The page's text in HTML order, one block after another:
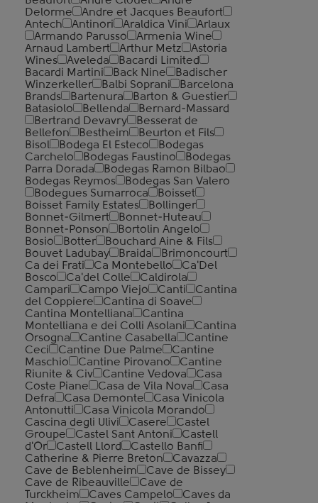
Delorme
Andre et Jacques Beaufort
Antech
Antinori Araldica Vini
Arlaux
Armando Parusso
Armenia Wine
Arnaud Lambert
Arthur Metz
Astoria
Wines
Aveleda
Bacardi Limited
Bacardi Martini
Back Nine
Badischer
Winzerkeller
Balbi Soprani
Barcelona
Brands
Bartenura
Barton & Guestier
Batasiolo
Bellenda
Bernard-Massard
Bertrand Devavry
Besserat de
Bellefon
Bestheim
Beurton et Fils
Bisol
Bodega El Esteco
Bodegas
Carchelo
Bodegas Faustino
Bodegas
Parra Dorada
Bodegas Ramon Bilbao
Bodegas Reymos
Bodegas San Valero
Bodegues Sumarroca
Boisset
Boisset Family Estates
Bollinger
Bonnet-Gilmert
Bonnet-Huteau
Bonnet-Ponson
Bortolin Angelo
Bosio
Botter
Bouchard Aine & Fils
Bouvet Ladubay
Braida
Brimoncourt
Ca dei Frati
Ca Montebello
Ca'Del
Bosco
Ca'del Colle
Caldirola
Campari
Campo Viejo Canti
Cantina
del Coppiere
Cantina di Soave
Cantina Montelliana
Cantina
Montelliana e dei Colli Asolani
Cantina
Orsogna
Cantine Casabella
Cantine
Ceci
Cantine Due Palme
Cantine
Maschio
Cantine Pirovano
Cantine
Riunite & Civ
Cantine Vedova
Casa
Coste Piane
Casa de Vila Nova
Casa
Defra
Casa Demonte
Casa Vinicola
Antonutti
Casa Vinicola Morando
Cascina degli Ulivi
Casere
Castel
Groupe
Castel Sant Antoni
Castell
d'Or
Castell Llord
Castello Banfi
Catherine & Pierre Breton
Cavazza
Cave de Beblenheim
Cave de Bissey
Cave de Ribeauville
Cave de
Turckheim
Caves Campelo
Caves da